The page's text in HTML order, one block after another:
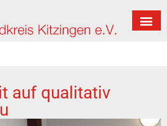
auf qualitativ